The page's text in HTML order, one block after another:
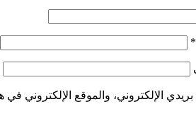
*
الإلكتروني، والموقع الإلكتروني في